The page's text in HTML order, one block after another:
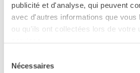
publicité et d'analyse, qui peuvent
avec d'autres informations que vous
ou qu'ils ont collectées lors de votre
Nécessaires
UNIVERSITÀ
Cooperazione
universitaria
Studiare in Francia
l’opportunità di interpretare se stessi
finzione, l’artista dà a queste
esprimere, rappresentandola, la loro
l’espace
(2019, Menzione speciale